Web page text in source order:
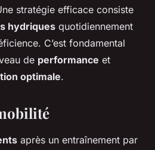
stratégie efficace consiste
hydriques quotidiennement
C’est fondamental
de performance et
optimale.
après un entraînement par